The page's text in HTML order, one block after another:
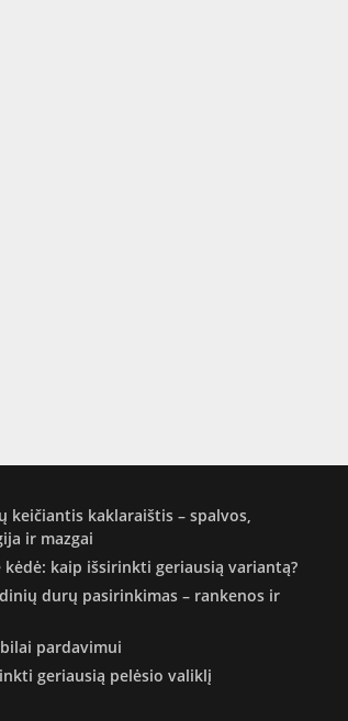
keičiantis kaklaraištis – spalvos,
ir mazgai
kėdė: kaip išsirinkti geriausią variantą?
durų pasirinkimas – rankenos ir
pardavimui
geriausią pelėsio valiklį